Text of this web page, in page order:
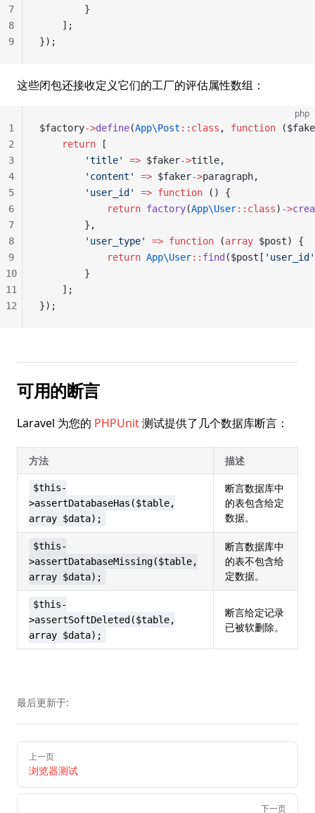
        }
    ];
});
7
8
9
这些闭包还接收定义它们的工厂的评估属性数组：
php
$factory->define(App\Post ::class , function
    return
[
        'title'
=> $faker->title,
        'content'
=> $faker->paragraph,
        'user_id'
=> function () {
            return
factory(App\User::class) ->
        },
        'user_type'
=> function (array $post) {
            return
App\User:: find ($post[ 'user_id'
        }
    ];
});
1
2
3
4
5
6
7
8
9
10
11
12
可用的断言
Laravel 为您的 PHPUnit测试提供了几个数据库断言：
方法 描述
$this-
>assertDatabaseHas($table,
array $data);
断言数据库中
的表包含给定
数据。
$this-
>assertDatabaseMissing($table,
array $data);
断言数据库中
的表不包含给
定数据。
$this-
>assertSoftDeleted($table,
array $data);
断言给定记录
已被软删除。
最后更新于:
Pager
上一页
浏览器测试
下一页